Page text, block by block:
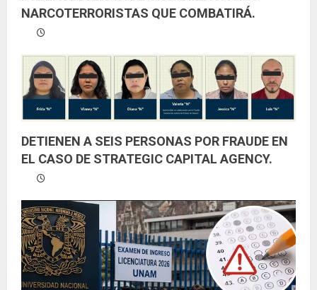
NARCOTERRORISTAS QUE COMBATIRÁ.
DETIENEN A SEIS PERSONAS POR FRAUDE EN
EL CASO DE STRATEGIC CAPITAL AGENCY.